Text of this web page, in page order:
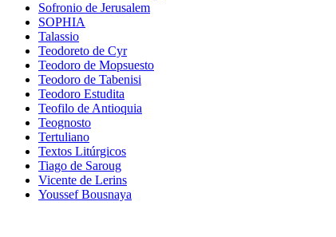
Sofronio de Jerusalem
SOPHIA
Talassio
Teodoreto de Cyr
Teodoro de Mopsuesto
Teodoro de Tabenisi
Teodoro Estudita
Teofilo de Antioquia
Teognosto
Tertuliano
Textos Litúrgicos
Tiago de Saroug
Vicente de Lerins
Youssef Bousnaya